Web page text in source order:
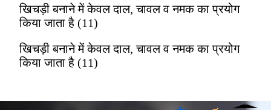
खिचड़ी बनाने में केवल दाल, चावल व नमक का प्रयोग
किया जाता है (11)
खिचड़ी बनाने में केवल दाल, चावल व नमक का प्रयोग
किया जाता है (11)